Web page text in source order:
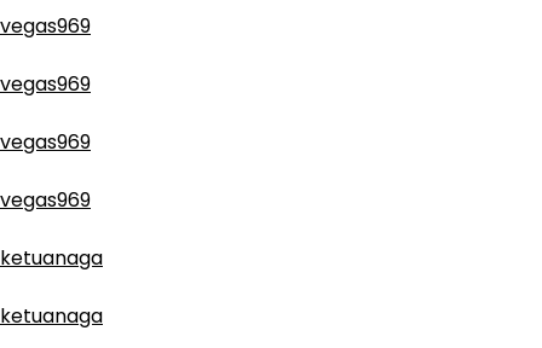
vegas969
vegas969
vegas969
vegas969
ketuanaga
ketuanaga